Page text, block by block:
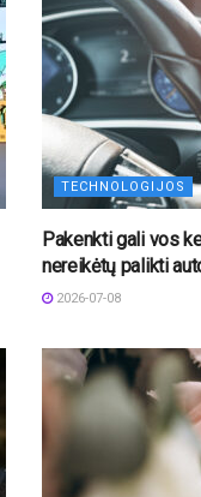
TECHNOLOGIJOS
Pakenkti gali vos
nereikėtų palikti
2026-07-08